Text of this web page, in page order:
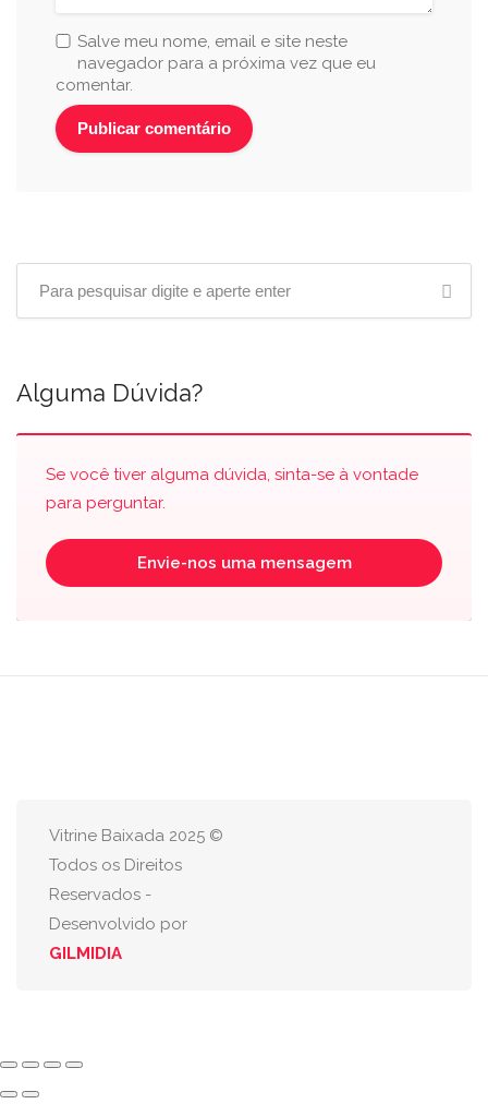
Salve meu nome, email e site neste
navegador para a próxima vez que eu
comentar.
Alguma Dúvida?
Se você tiver alguma dúvida, sinta-se à vontade
para perguntar.
Envie-nos uma mensagem
Vitrine Baixada 2025 ©
Todos os Direitos
Reservados -
Desenvolvido por
GILMIDIA